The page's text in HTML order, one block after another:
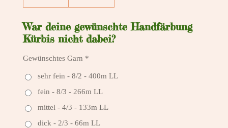
War deine gewünschte Handfärbung
Kürbis nicht dabei?
Gewünschtes Garn *
sehr fein - 8/2 - 400m LL
fein - 8/3 - 266m LL
mittel - 4/3 - 133m LL
dick - 2/3 - 66m LL